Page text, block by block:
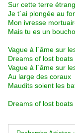
Sur cette terre
Je t´ai plongée au
Mon ivresse
Mais tu es un
Vague à l´âme sur
Dreams of lost boats
Vague à l´âme sur
Au large des coraux
Maudits soient les
Dreams of lost boats